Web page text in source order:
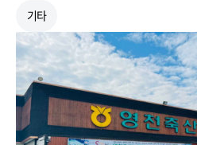
기타